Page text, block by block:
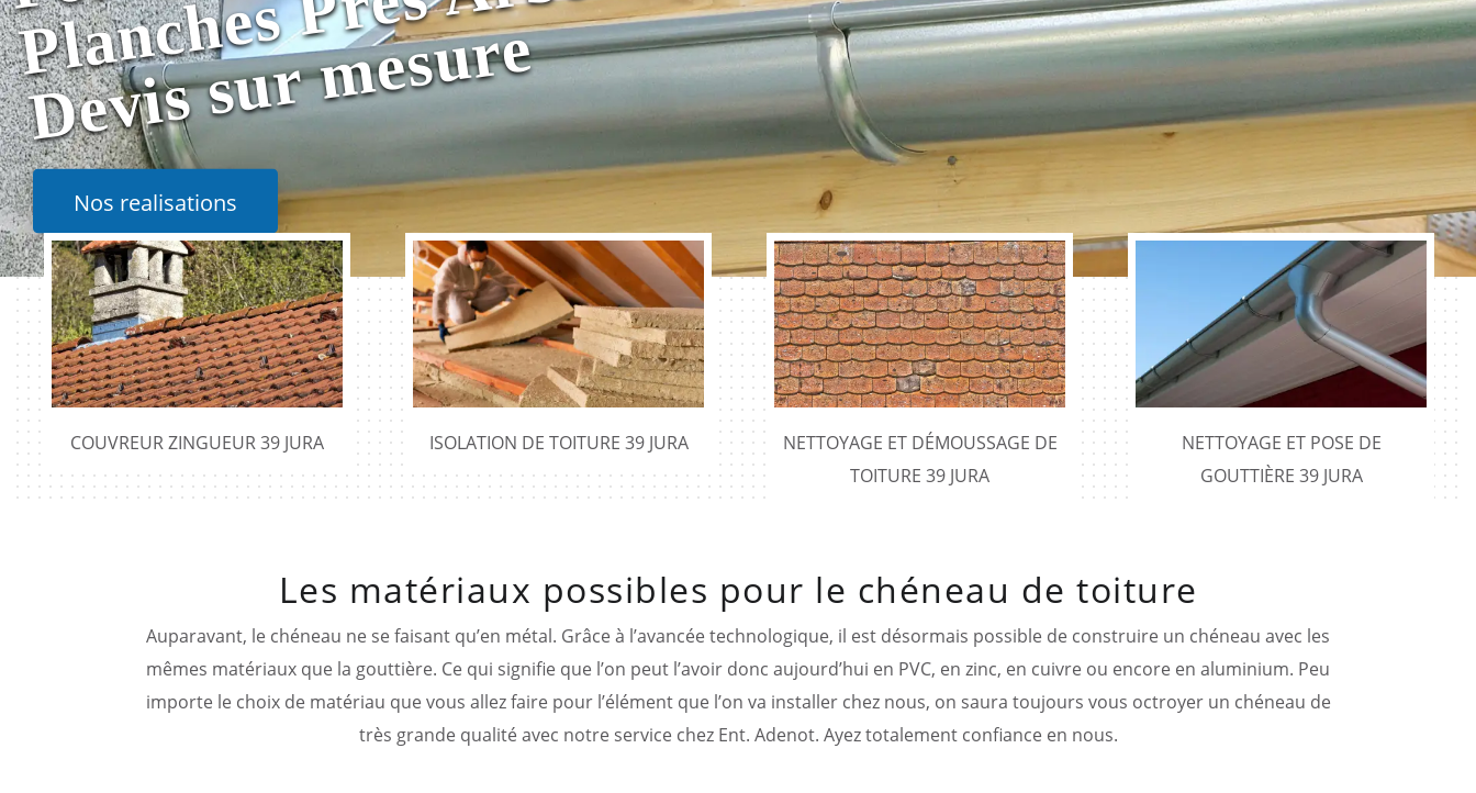
P
e
Nos realisations
COUVREUR ZINGUEUR 39 JURA ISOLATION DE TOITURE 39 JURA
NETTOYAGE ET DÉMOUSSAGE DE
TOITURE 39 JURA
NETTOYAGE ET POSE DE
GOUTTIÈRE 39 JURA
Les matériaux possibles pour le chéneau de toiture
Auparavant, le chéneau ne se faisant qu’en métal. Grâce à l’avancée technologique, il est désormais possible de construire un chéneau avec les
mêmes matériaux que la gouttière. Ce qui signifie que l’on peut l’avoir donc aujourd’hui en PVC, en zinc, en cuivre ou encore en aluminium. Peu
importe le choix de matériau que vous allez faire pour l’élément que l’on va installer chez nous, on saura toujours vous octroyer un chéneau de
très grande qualité avec notre service chez Ent. Adenot. Ayez totalement confiance en nous.